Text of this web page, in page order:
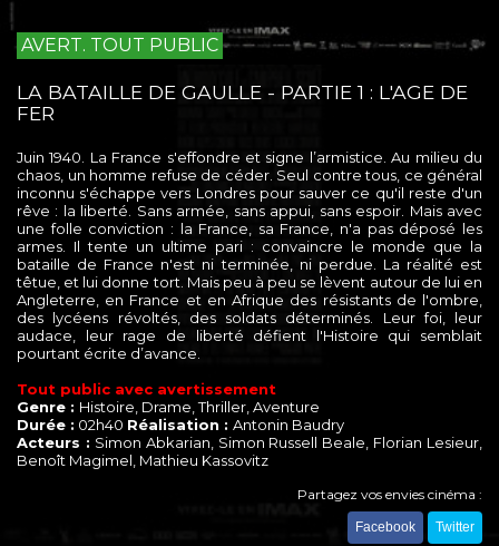
AVERT. TOUT PUBLIC
LA BATAILLE DE GAULLE - PARTIE 1 : L'AGE DE
FER
Juin 1940. La France s'effondre et signe l’armistice. Au milieu du
chaos, un homme refuse de céder. Seul contre tous, ce général
inconnu s'échappe vers Londres pour sauver ce qu'il reste d'un
rêve : la liberté. Sans armée, sans appui, sans espoir. Mais avec
une folle conviction : la France, sa France, n'a pas déposé les
armes. Il tente un ultime pari : convaincre le monde que la
bataille de France n'est ni terminée, ni perdue. La réalité est
têtue, et lui donne tort. Mais peu à peu se lèvent autour de lui en
Angleterre, en France et en Afrique des résistants de l'ombre,
des lycéens révoltés, des soldats déterminés. Leur foi, leur
audace, leur rage de liberté défient l'Histoire qui semblait
pourtant écrite d’avance.
Tout public avec avertissement
Genre : Histoire, Drame, Thriller, Aventure
Durée : 02h40 Réalisation : Antonin Baudry
Acteurs : Simon Abkarian, Simon Russell Beale, Florian Lesieur,
Benoît Magimel, Mathieu Kassovitz
Partagez vos envies cinéma :
Facebook Twitter